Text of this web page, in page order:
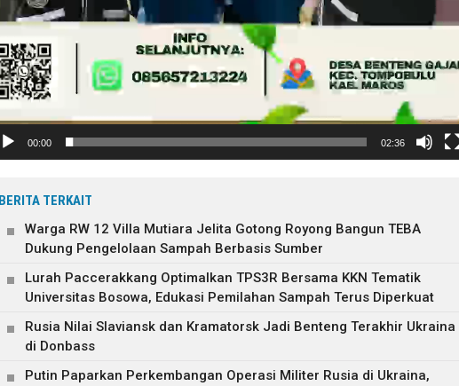
00:00 02:36
BERITA TERKAIT
Warga RW 12 Villa Mutiara Jelita Gotong Royong Bangun TEBA
Dukung Pengelolaan Sampah Berbasis Sumber
Lurah Paccerakkang Optimalkan TPS3R Bersama KKN Tematik
Universitas Bosowa, Edukasi Pemilahan Sampah Terus Diperkuat
Rusia Nilai Slaviansk dan Kramatorsk Jadi Benteng Terakhir Ukraina
di Donbass
Putin Paparkan Perkembangan Operasi Militer Rusia di Ukraina,